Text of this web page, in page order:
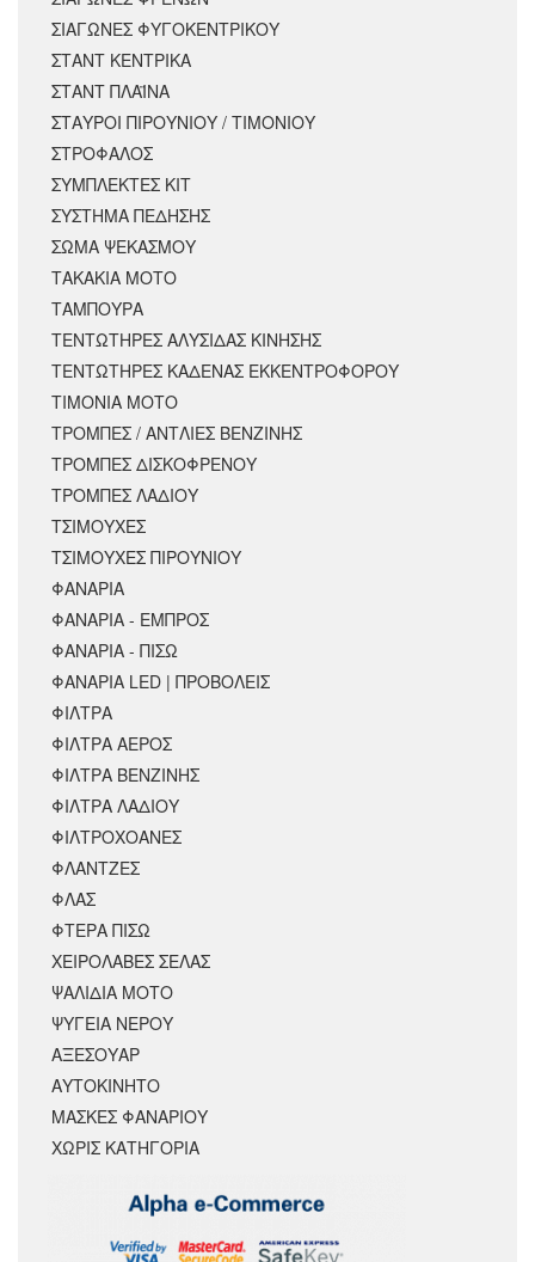
ΣΙΑΓΩΝΕΣ ΦΥΓΟΚΕΝΤΡΙΚΟΥ
ΣΤΑΝΤ ΚΕΝΤΡΙΚΑ
ΣΤΑΝΤ ΠΛΑΪΝΑ
ΣΤΑΥΡΟΙ ΠΙΡΟΥΝΙΟΥ / ΤΙΜΟΝΙΟΥ
ΣΤΡΟΦΑΛΟΣ
ΣΥΜΠΛΕΚΤΕΣ ΚΙΤ
ΣΥΣΤΗΜΑ ΠΕΔΗΣΗΣ
ΣΩΜΑ ΨΕΚΑΣΜΟΥ
ΤΑΚΑΚΙΑ ΜΟΤΟ
ΤΑΜΠΟΥΡΑ
ΤΕΝΤΩΤΗΡΕΣ ΑΛΥΣΙΔΑΣ ΚΙΝΗΣΗΣ
ΤΕΝΤΩΤΗΡΕΣ ΚΑΔΕΝΑΣ ΕΚΚΕΝΤΡΟΦΟΡΟΥ
ΤΙΜΟΝΙΑ ΜΟΤΟ
ΤΡΟΜΠΕΣ / ΑΝΤΛΙΕΣ ΒΕΝΖΙΝΗΣ
ΤΡΟΜΠΕΣ ΔΙΣΚΟΦΡΕΝΟΥ
ΤΡΟΜΠΕΣ ΛΑΔΙΟΥ
ΤΣΙΜΟΥΧΕΣ
ΤΣΙΜΟΥΧΕΣ ΠΙΡΟΥΝΙΟΥ
ΦΑΝΑΡΙΑ
ΦΑΝΑΡΙΑ - ΕΜΠΡΟΣ
ΦΑΝΑΡΙΑ - ΠΙΣΩ
ΦΑΝΑΡΙΑ LED | ΠΡΟΒΟΛΕΙΣ
ΦΙΛΤΡΑ
ΦΙΛΤΡΑ ΑΕΡΟΣ
ΦΙΛΤΡΑ ΒΕΝΖΙΝΗΣ
ΦΙΛΤΡΑ ΛΑΔΙΟΥ
ΦΙΛΤΡΟΧΟΑΝΕΣ
ΦΛΑΝΤΖΕΣ
ΦΛΑΣ
ΦΤΕΡΑ ΠΙΣΩ
ΧΕΙΡΟΛΑΒΕΣ ΣΕΛΑΣ
ΨΑΛΙΔΙΑ ΜΟΤΟ
ΨΥΓΕΙΑ ΝΕΡΟΥ
ΑΞΕΣΟΥΆΡ
ΑΥΤΟΚΙΝΗΤΟ
ΜΑΣΚΕΣ ΦΑΝΑΡΙΟΥ
ΧΩΡΊΣ ΚΑΤΗΓΟΡΊΑ